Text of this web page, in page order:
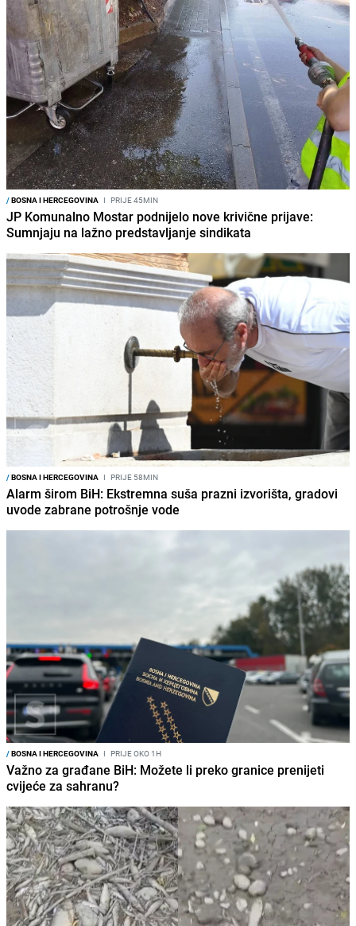
/BOSNA I HERCEGOVINA I PRIJE 45MIN
JP Komunalno Mostar podnijelo nove krivične prijave:
Sumnjaju na lažno predstavljanje sindikata
/BOSNA I HERCEGOVINA I PRIJE 58MIN
Alarm širom BiH: Ekstremna suša prazni izvorišta, gradovi
uvode zabrane potrošnje vode
/BOSNA I HERCEGOVINA I PRIJE OKO 1H
Važno za građane BiH: Možete li preko granice prenijeti
cvijeće za sahranu?